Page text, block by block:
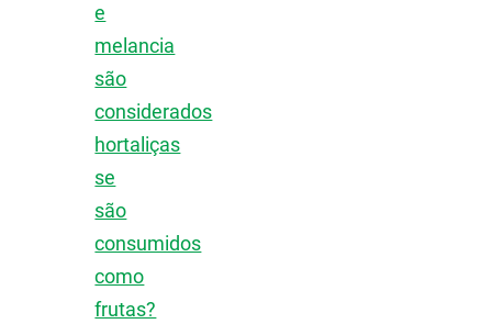
e
melancia
são
considerados
hortaliças
se
são
consumidos
como
frutas?